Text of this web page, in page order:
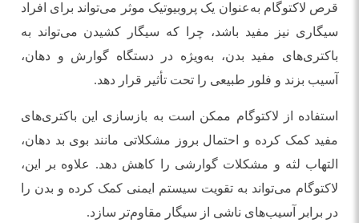
قرص لاکتوگام به‌عنوان یک پروبیوتیک موثر می‌تواند برای افراد
سیگاری نیز مفید باشد، چرا که سیگار کشیدن می‌تواند به
باکتری‌های مفید بدن، به‌ویژه در دستگاه گوارش و دهان،
آسیب بزند و فلور طبیعی را تحت تأثیر قرار دهد.
استفاده از لاکتوگام ممکن است به بازسازی این باکتری‌های
مفید کمک کرده و احتمال بروز مشکلاتی مانند بوی بد دهان،
التهاب لثه و مشکلات گوارشی را کاهش دهد. علاوه بر این،
لاکتوگام می‌تواند به تقویت سیستم ایمنی کمک کرده و بدن را
در برابر آسیب‌های ناشی از سیگار مقاوم‌تر سازد.